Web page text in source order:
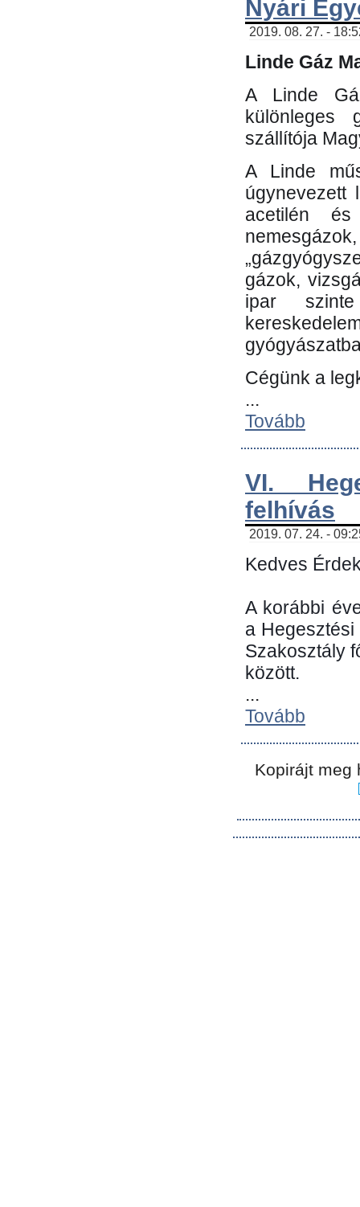
Nyári
2019. 08. 27. -
Linde Gáz
A Linde
különleges
szállítója
A Linde
úgynevezett
acetilén és
gázok,
ipar
Cégünk a
...
Tovább
VI.
felhívás
2019. 07. 24. -
Kedves
A korábbi
a
Szakosztály
között.
...
Tovább
Kopirájt meg